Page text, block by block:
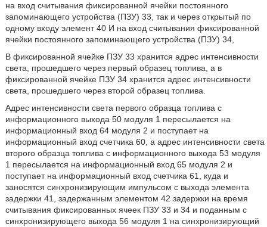
на вход считывания фиксированной ячейки постоянного
запоминающего устройства (ПЗУ) 33, так и через открытый по
одному входу элемент 40 И на вход считывания фиксированной
ячейки постоянного запоминающего устройства (ПЗУ) 34,
В фиксированной ячейке ПЗУ 33 хранится адрес интенсивности
света, прошедшего через первый образец топлива, а в
фиксированной ячейке ПЗУ 34 хранится адрес интенсивности
света, прошедшего через второй образец топлива.
Адрес интенсивности света первого образца топлива с
информационного выхода 50 модуля 1 пересылается на
информационный вход 64 модуля 2 и поступает на
информационный вход счетчика 60, а адрес интенсивности света
второго образца топлива с информационного выхода 53 модуля
1 пересылается на информационный вход 65 модуля 2 и
поступает на информационный вход счетчика 61, куда и
заносятся синхронизирующим импульсом с выхода элемента
задержки 41, задержанным элементом 42 задержки на время
считывания фиксированных ячеек ПЗУ 33 и 34 и поданным с
синхронизирующего выхода 56 модуля 1 на синхронизирующий